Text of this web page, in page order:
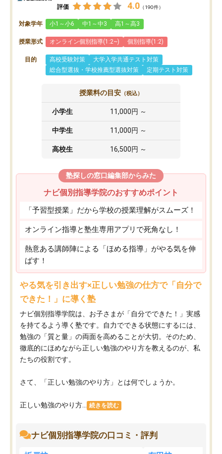
評価 4.0 （190件）
対象学年 小1～小6 中1～中3 高1～高3
授業形式 オンライン個別指導(1:2~) 個別指導(1:2)
目的 高校受験対策
大学入学共通テスト対策
総合型選抜・学校推薦型選抜対策
定期テスト対策
授業料の目安 （税込）
小学生 11,000円 ～
中学生 11,000円 ～
高校生 16,500円 ～
塾探しの窓口編集部からみた
ナビ個別指導学院のおすすめポイント
「予習型授業」だから学校の授業理解がスムーズ！
オンライン指導と塾生専用アプリで死角なし！
熱意ある講師陣による「ほめる指導」がやる気を伸
ばす！
やる気を引き出す×正しい勉強の仕方で「自分で
できた！」に導く塾
ナビ個別指導学院は、お子さまが「自分でできた！」実感
を持てるよう導く塾です。自力でできる状態にするには、
勉強の「質と量」の両面を高めることが大切。そのため、
徹底的にほめながら正しい勉強のやり方を教えるのが、私
たちの役割です。
さて、「正しい勉強のやり方」とは何でしょうか。
正しい勉強のやり方... 続きを読む
ナビ個別指導学院の口コミ・評判